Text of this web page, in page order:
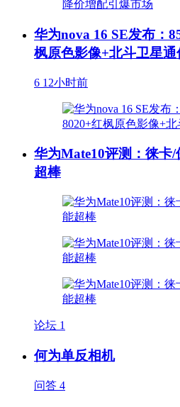
华为nova 16 SE发布：
枫原色影像+北斗卫星通
6 12小时前
华为Mate10评测：徕卡
超棒
论坛 1
何为单反相机
问答 4